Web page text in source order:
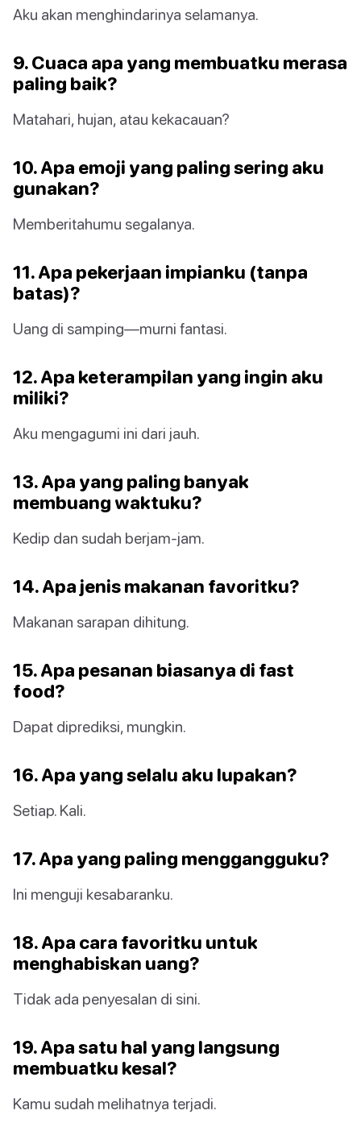
Aku akan menghindarinya selamanya.
9. Cuaca apa yang membuatku merasa
paling baik?
Matahari, hujan, atau kekacauan?
10. Apa emoji yang paling sering aku
gunakan?
Memberitahumu segalanya.
11. Apa pekerjaan impianku (tanpa
batas)?
Uang di samping—murni fantasi.
12. Apa keterampilan yang ingin aku
miliki?
Aku mengagumi ini dari jauh.
13. Apa yang paling banyak
membuang waktuku?
Kedip dan sudah berjam-jam.
14. Apa jenis makanan favoritku?
Makanan sarapan dihitung.
15. Apa pesanan biasanya di fast
food?
Dapat diprediksi, mungkin.
16. Apa yang selalu aku lupakan?
Setiap. Kali.
17. Apa yang paling menggangguku?
Ini menguji kesabaranku.
18. Apa cara favoritku untuk
menghabiskan uang?
Tidak ada penyesalan di sini.
19. Apa satu hal yang langsung
membuatku kesal?
Kamu sudah melihatnya terjadi.